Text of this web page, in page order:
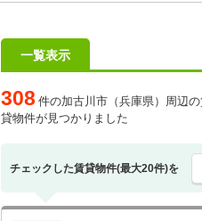
一覧表示
308 件の加古川市（兵庫県）周辺
貸物件が見つかりました
チェックした賃貸物件(最大20件)を